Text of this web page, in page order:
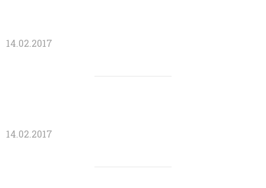
14.02.2017
14.02.2017